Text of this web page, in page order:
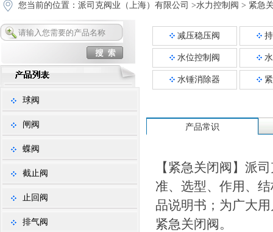
您当前的位置： 派司克阀业（上海）有限公司 >水力控制阀 > 紧急
球阀
闸阀
蝶阀
截止阀
止回阀
排气阀
减压稳压阀
水位控制阀
水锤消除器
产品常识
【紧急关闭阀】派
准、选型、作用、
品说明书；为广大
紧急关闭阀。